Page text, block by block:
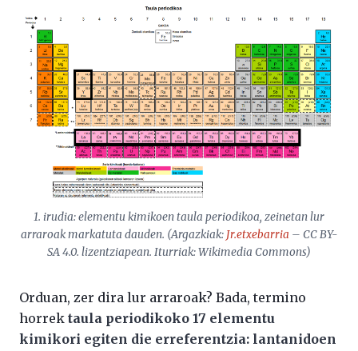
1. irudia: elementu kimikoen taula periodikoa, zeinetan lur
arraroak markatuta dauden. (Argazkiak:Jr.etxebarria – CC BY-
SA 4.0. lizentziapean. Iturriak: Wikimedia Commons)
Orduan, zer dira lur arraroak? Bada, termino
horrek taula periodikoko 17 elementu
kimikori egiten die erreferentzia: lantanidoen